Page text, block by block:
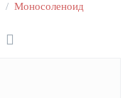
/ Моносоленоид